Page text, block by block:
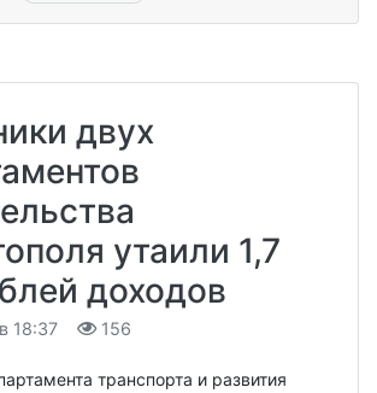
двух
утаили 1,7
доходов
18:37 156
транспорта и развития